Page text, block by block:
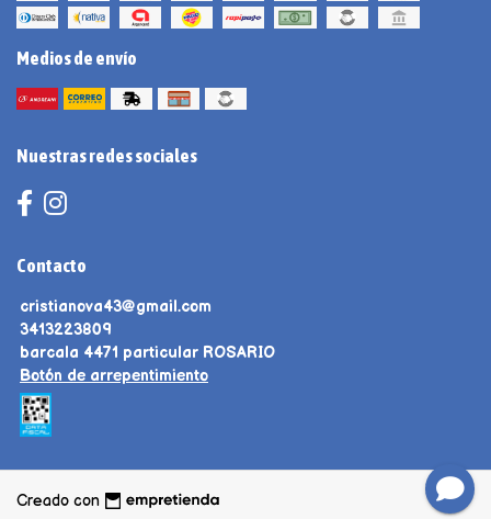
Medios de envío
Nuestras redes sociales
Contacto
cristianova43@gmail.com
3413223809
barcala 4471 particular ROSARIO
Botón de arrepentimiento
Creado con